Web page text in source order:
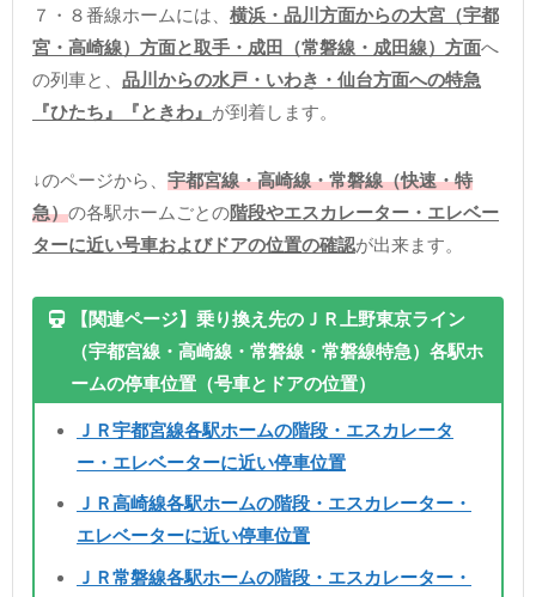
７・８番線ホームには、 横浜・品川方面からの大宮（宇都
宮・高崎線）方面と取手・成田（常磐線・成田線）方面へ
の列車と、 品川からの水戸・いわき・仙台方面への特急
『ひたち』『ときわ』 が到着します。
↓のページから、 宇都宮線・高崎線・常磐線（快速・特
急）の各駅ホームごとの階段やエスカレーター・エレベー
ターに近い号車およびドアの位置の確認が出来ます。
【関連ページ】乗り換え先のＪＲ上野東京ライン
（宇都宮線・高崎線・常磐線・常磐線特急）各駅ホ
ームの停車位置（号車とドアの位置）
ＪＲ宇都宮線各駅ホームの階段・エスカレータ
ー・エレベーターに近い停車位置
ＪＲ高崎線各駅ホームの階段・エスカレーター・
エレベーターに近い停車位置
ＪＲ常磐線各駅ホームの階段・エスカレーター・